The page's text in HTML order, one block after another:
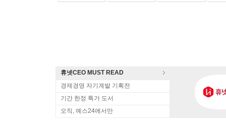
휴넷CEO MUST READ
경제경영 자기계발 기획전
기간 한정 특가 도서
오직, 예스24에서만